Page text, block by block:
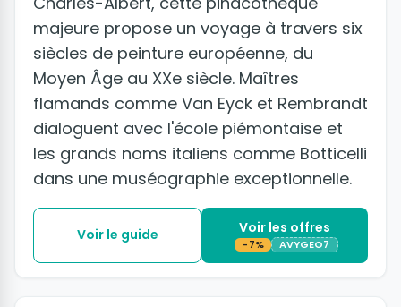
majeure propose un voyage à travers six
siècles de peinture européenne, du
Moyen Âge au XXe siècle. Maîtres
flamands comme Van Eyck et Rembrandt
dialoguent avec l'école piémontaise et
les grands noms italiens comme Botticelli
dans une muséographie exceptionnelle.
Voir le guide Voir les offres
-7% AVYGEO7